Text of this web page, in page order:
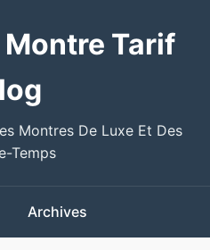
Tarif
Montres De Luxe Et Des
Temps
Archives